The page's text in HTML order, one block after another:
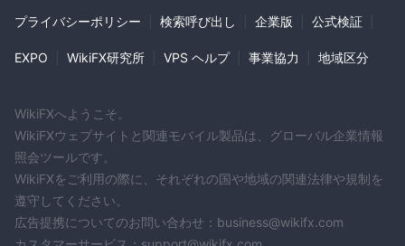
プライバシーポリシー 検索呼び出し 企業版 公式検証
EXPO WikiFX研究所 VPS ヘルプ 事業協力 地域区分
WikiFXへようこそ。
WikiFXウェブサイトと関連モバイル製品は、グローバル企業情報
照会ツールです。
WikiFXをご利用の際に、それぞれの国や地域の関連法律や規制を
遵守してください。
広告提携についてのお問い合わせ：business@wikifx.com